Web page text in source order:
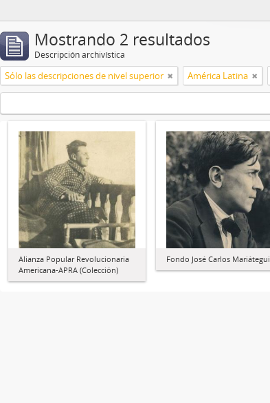
Mostrando 2 resultados
Descripción archivística
Sólo las descripciones de nivel superior América Latina
Alianza Popular Revolucionaria
Americana-APRA (Colección)
Fondo José Carlos Mariátegui